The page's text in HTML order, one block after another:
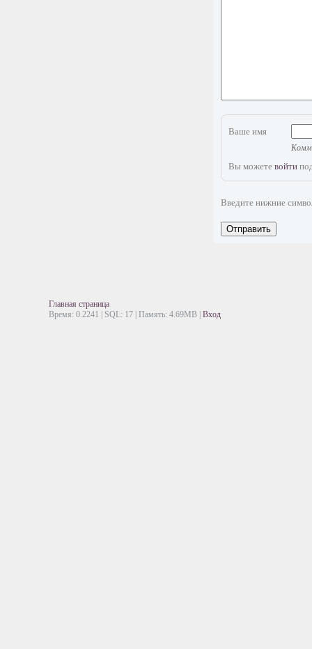
Ваше имя
Вы можете войти
Введите нижние
Отправить
Главная страница
Время: 0.2241 | SQL: 17 | Память: 4.69MB Вход